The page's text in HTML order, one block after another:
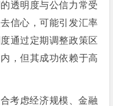
透明度与公信力常受
信心，可能引发汇率
通过定期调整政策区
，但其成功依赖于高
考虑经济规模、金融